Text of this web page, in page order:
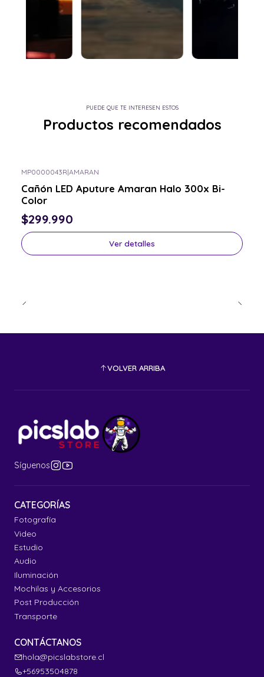
PUEDE QUE TE INTERESEN ESTOS
Productos recomendados
MP0000043R|AMARAN
Cañón LED Aputure Amaran Halo 300x Bi-
Color
$299.990
Ver detalles
VOLVER ARRIBA
Síguenos
CATEGORÍAS
Fotografía
Video
Estudio
Audio
Iluminación
Mochilas y Accesorios
Post Producción
Transporte
CONTÁCTANOS
hola@picslabstore.cl
+56953504878